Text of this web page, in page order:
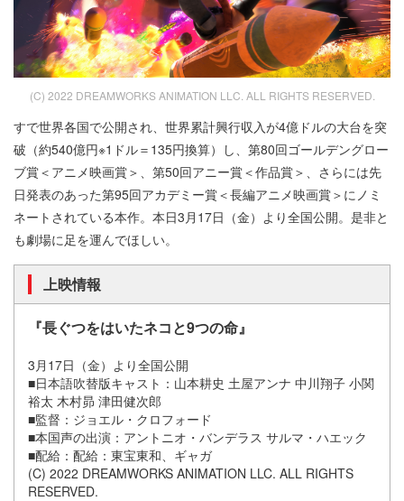
(C) 2022 DREAMWORKS ANIMATION LLC. ALL RIGHTS RESERVED.
すで世界各国で公開され、世界累計興行収入が4億ドルの大台を突
破（約540億円※1ドル＝135円換算）し、第80回ゴールデングロー
ブ賞＜アニメ映画賞＞、第50回アニー賞＜作品賞＞、さらには先
日発表のあった第95回アカデミー賞＜長編アニメ映画賞＞にノミ
ネートされている本作。本日3月17日（金）より全国公開。是非と
も劇場に足を運んでほしい。
上映情報
『長ぐつをはいたネコと9つの命』
3月17日（金）より全国公開
■日本語吹替版キャスト：山本耕史 土屋アンナ 中川翔子 小関
裕太 木村昴 津田健次郎
■監督：ジョエル・クロフォード
■本国声の出演：アントニオ・バンデラス サルマ・ハエック
■配給：配給：東宝東和、ギャガ
(C) 2022 DREAMWORKS ANIMATION LLC. ALL RIGHTS
RESERVED.